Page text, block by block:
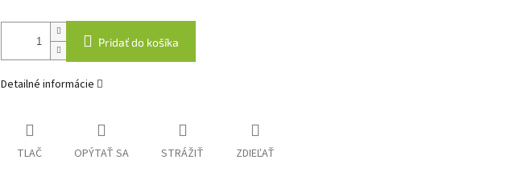
Pridať do košíka
Detailné informácie
TLAČ OPÝTAŤ SA STRÁŽIŤ ZDIEĽAŤ